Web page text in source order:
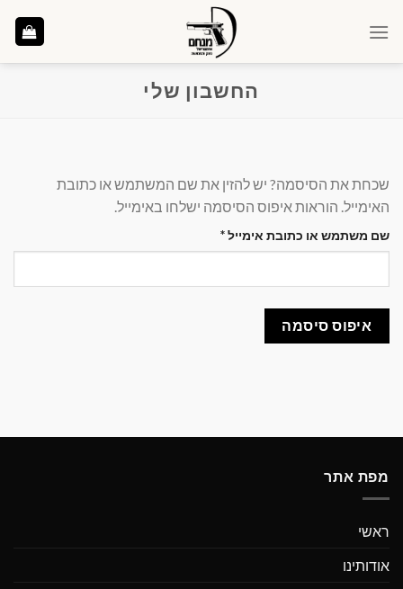
החשבון שלי
שכחת את הסיסמה? יש להזין את שם המשתמש או כתובת
האימייל. הוראות איפוס הסיסמה ישלחו באימייל.
שם משתמש או כתובת אימייל*חובה
איפוס סיסמה
מפת אתר
ראשי
אודותינו